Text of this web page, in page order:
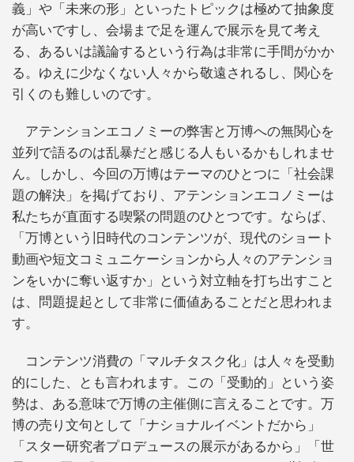
義」や「未来の形」といったトピックは極めて抽象度
が高いですし、会場まで足を運んで展示を見て考え
る、あるいは議論するという行為は非常に手間がかか
る。ゆえに少なくない人々から敬遠されるし、関心を
引くのも難しいのです。
アテンションエコノミーの弊害と万博への無関心を
並列で語るのは乱暴だと感じる人もいるかもしれませ
ん。しかし、今回の万博はテーマのひとつに「社会課
題の解決」を掲げており、アテンションエコノミーは
私たちが直面する喫緊の問題のひとつです。ならば、
「万博という旧時代のコンテンツが、現代のショート
動画や短文コミュニケーションから人々のアテンショ
ンをいかに奪い返すか」という対立軸を打ち出すこと
は、問題提起として非常に価値あることだと思われま
す。
コンテンツ消費の「マルチタスク化」は人々を受動
的にした、とも言われます。この「受動的」という姿
勢は、ある意味で万博の主催側に言えることです。万
博の売り文句として「ナショナルイベントだから」
「スター研究者プロデュースの展示があるから」「世